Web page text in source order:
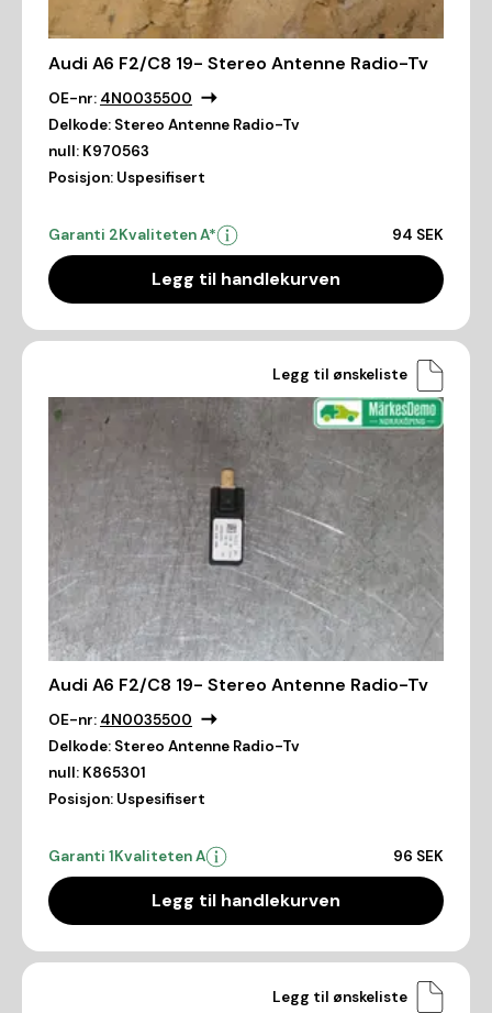
Audi A6 F2/C8 19- Stereo Antenne Radio-Tv
OE-nr: 4N0035500
Delkode: Stereo Antenne Radio-Tv
null: K970563
Posisjon: Uspesifisert
Garanti 2Kvaliteten A* 94 SEK
Legg til handlekurven
Legg til ønskeliste
Audi A6 F2/C8 19- Stereo Antenne Radio-Tv
OE-nr: 4N0035500
Delkode: Stereo Antenne Radio-Tv
null: K865301
Posisjon: Uspesifisert
Garanti 1Kvaliteten A 96 SEK
Legg til handlekurven
Legg til ønskeliste